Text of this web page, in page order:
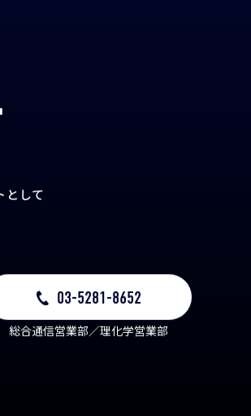
として
03-5281-8652
総合通信営業部／理化学営業部